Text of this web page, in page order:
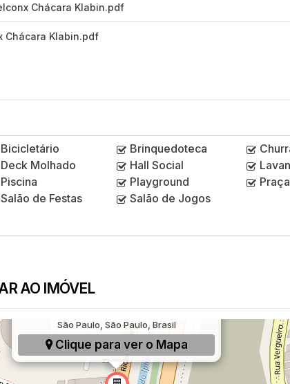
Chácara Klabin.pdf
Chácara Klabin.pdf
Bicicletário Brinquedoteca
Deck Molhado Hall Social
Piscina Playground
Praça
Salão de Festas
Salão de Jogos
AO IMÓVEL
Avenida Doutor Ricardo Jafet, 1732, Ipiranga,
São Paulo, São Paulo, Brasil
Clique para ver o Mapa